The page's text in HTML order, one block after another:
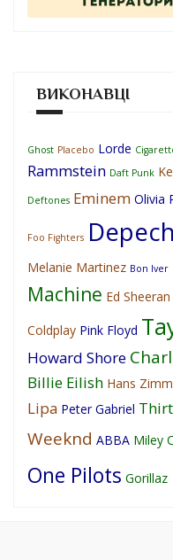
ВИКОНАВЦІ
Ghost Placebo Lorde
Rammstein Daft Punk
Deftones Eminem Olivia
Foo Fighters
Melanie Martinez Bon Iver
Machine Ed Sheeran
Coldplay Pink Floyd
Howard Shore
Billie Eilish Hans
Lipa Peter Gabriel
Weeknd ABBA Miley
One Pilots Gorillaz